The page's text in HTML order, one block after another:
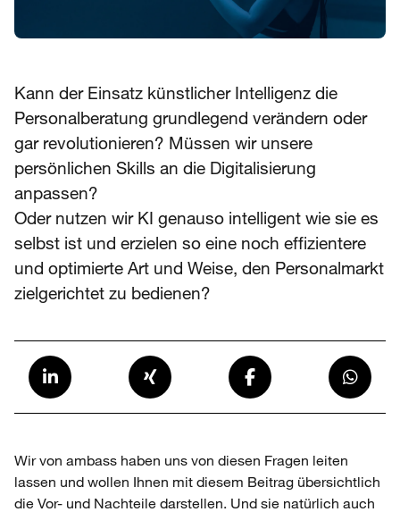
Kann der Einsatz künstlicher Intelligenz die
Personalberatung grundlegend verändern oder
gar revolutionieren? Müssen wir unsere
persönlichen Skills an die Digitalisierung
anpassen?
Oder nutzen wir KI genauso intelligent wie sie es
selbst ist und erzielen so eine noch effizientere
und optimierte Art und Weise, den Personalmarkt
zielgerichtet zu bedienen?
Wir von ambass haben uns von diesen Fragen leiten
lassen und wollen Ihnen mit diesem Beitrag übersichtlich
die Vor- und Nachteile darstellen. Und sie natürlich auch